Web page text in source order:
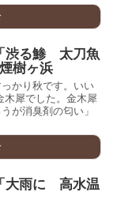
渋る鯵 太刀魚
樹ヶ浜
かり秋です。いい
木犀でした。金木犀
が消臭剤の匂い」
大雨に 高水温